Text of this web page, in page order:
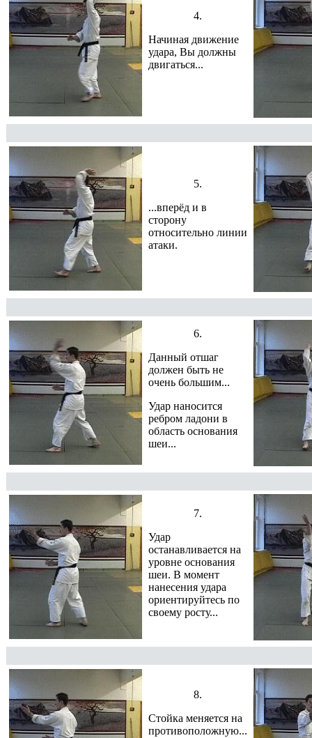
4.
Начиная движение
удара, Вы должны
двигаться...
5.
...вперёд и в
сторону
относительно линии
атаки.
6.
Данный отшаг
должен быть не
очень большим...
Удар наносится
ребром ладони в
область основания
шеи...
7.
Удар
останавливается на
уровне основания
шеи. В момент
нанесения удара
ориентируйтесь по
своему росту...
8.
Стойка меняется на
противоположную...